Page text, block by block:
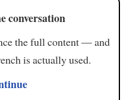
conversation
the full content — and
is actually used.